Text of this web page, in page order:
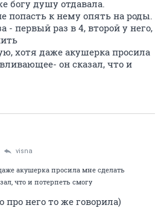
богу душу отдавала.
попасть к нему опять на роды.
- первый раз в 4, второй у него,
хотя даже акушерка просила
он сказал, что и
visna
акушерка просила мне сделать
что и потерпеть смогу
про него то же говорила)